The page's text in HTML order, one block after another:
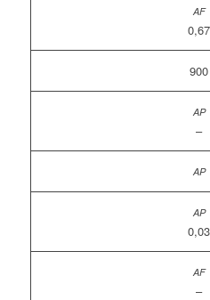
0,67
900
–
0,03
–